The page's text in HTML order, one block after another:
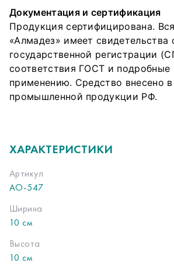
Документация и сертификация
Продукция сертифицирована.
«Алмадез» имеет свидетельства
государственной регистрации
соответствия ГОСТ и подробные
применению. Средство внесено
промышленной продукции РФ.
ХАРАКТЕРИСТИКИ
Артикул
АО-547
Ширина
10 см
Высота
10 см